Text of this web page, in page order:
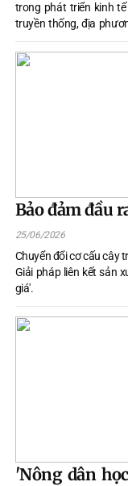
trong phát triển kinh
truyền thống, địa
cấu sản xuất, xây
tự nhiên và nhu cầu
Bảo đảm đầu
25/06/2026
Chuyển đổi cơ cấu cây
Giải pháp liên kết sản
giá'.
'Nông dân